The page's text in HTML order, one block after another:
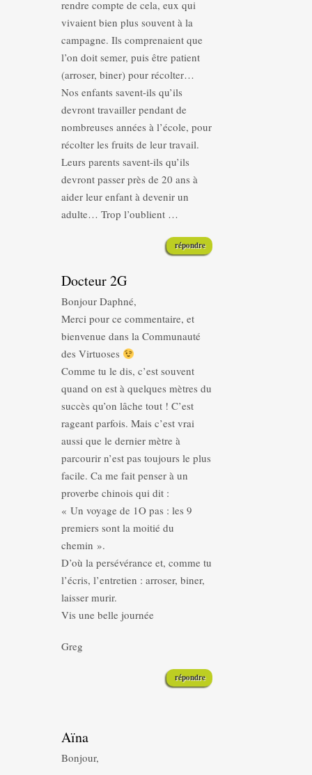
rendre compte de cela, eux qui
vivaient bien plus souvent à la
campagne. Ils comprenaient que
l’on doit semer, puis être patient
(arroser, biner) pour récolter…
Nos enfants savent-ils qu’ils
devront travailler pendant de
nombreuses années à l’école, pour
récolter les fruits de leur travail.
Leurs parents savent-ils qu’ils
devront passer près de 20 ans à
aider leur enfant à devenir un
adulte… Trop l’oublient …
répondre
Docteur 2G
Bonjour Daphné,
Merci pour ce commentaire, et
bienvenue dans la Communauté
des Virtuoses
Comme tu le dis, c’est souvent
quand on est à quelques mètres du
succès qu’on lâche tout ! C’est
rageant parfois. Mais c’est vrai
aussi que le dernier mètre à
parcourir n’est pas toujours le plus
facile. Ca me fait penser à un
proverbe chinois qui dit :
« Un voyage de 1O pas : les 9
premiers sont la moitié du
chemin ».
D’où la persévérance et, comme tu
l’écris, l’entretien : arroser, biner,
laisser murir.
Vis une belle journée
Greg
répondre
Aïna
Bonjour,